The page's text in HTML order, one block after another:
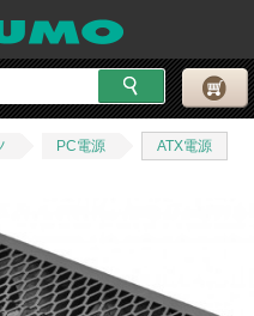
PC電源 ATX電源